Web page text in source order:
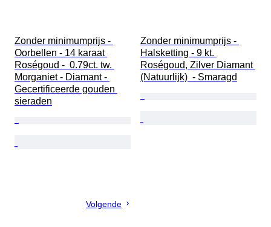
Zonder minimumprijs -
Oorbellen - 14 karaat
Roségoud -  0.79ct. tw.
Morganiet - Diamant -
Gecertificeerde gouden
sieraden
Zonder minimumprijs -
Halsketting - 9 kt.
Roségoud, Zilver Diamant
(Natuurlijk)  - Smaragd
Volgende